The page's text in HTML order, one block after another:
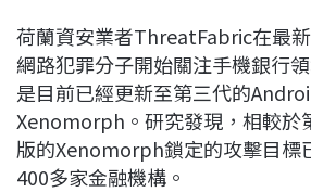
b
o
o
k
a
d
s
e
d
I
n
L
i
n
k
荷蘭資安業者ThreatFabric在最
網路犯罪分子開始關注手機銀行
是目前已經更新至第三代的
Xenomorph。研究發現，相較於
版的Xenomorph鎖定的攻擊目標
400多家金融機構。